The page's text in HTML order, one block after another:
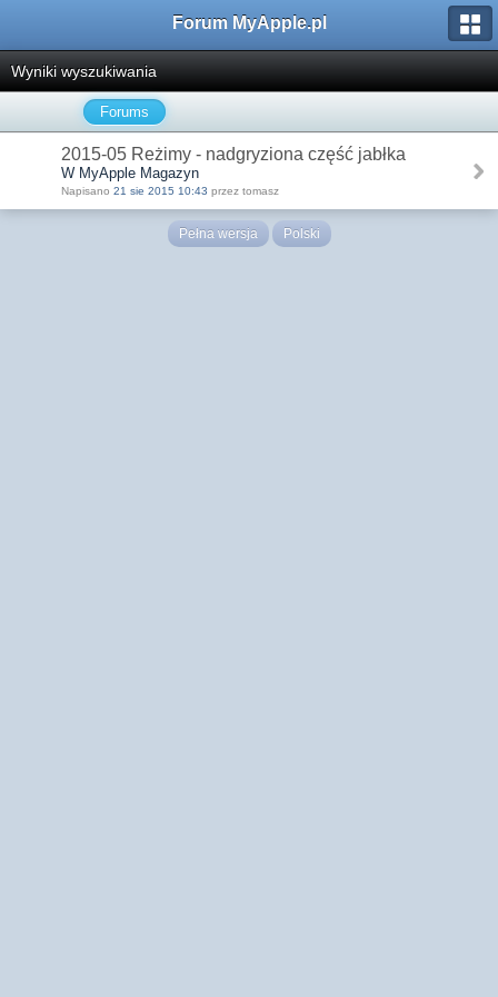
Forum MyApple.pl
Wyniki wyszukiwania
Forums
2015-05 Reżimy - nadgryziona część jabłka
W MyApple Magazyn
Napisano 21 sie 2015 10:43 przez tomasz
Pełna wersja Polski